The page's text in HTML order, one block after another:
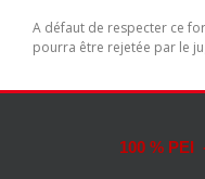
A défaut de respecter ce
pourra être rejetée par le
100 % PEI